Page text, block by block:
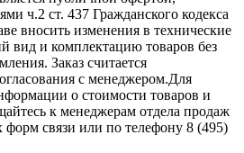
ч.2 ст. 437 Гражданского кодекса
вносить изменения в технические
вид и комплектацию товаров без
Заказ считается
с менеджером.Для
о стоимости товаров и
к менеджерам отдела продаж
связи или по телефону 8 (495)